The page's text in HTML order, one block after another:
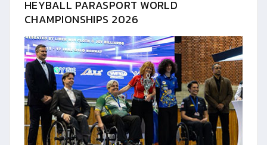
HEYBALL PARASPORT WORLD
CHAMPIONSHIPS 2026